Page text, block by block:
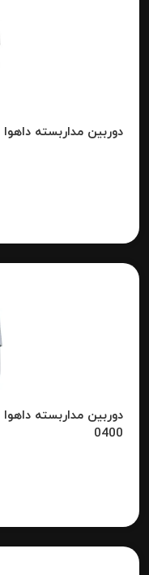
دوربین مداربسته داهوا DH-IPC-P3DP-3F-PV
0400